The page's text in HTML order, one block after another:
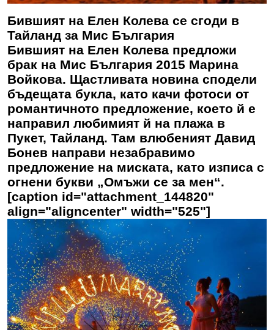
Бившият на Елен Колева се сгоди в
Тайланд за Мис България
Бившият на Елен Колева предложи
брак на Мис България 2015 Марина
Войкова. Щастливата новина сподели
бъдещата букла, като качи фотоси от
романтичното предложение, което й е
направил любимият й на плажа в
Пукет, Тайланд. Там влюбеният Давид
Бонев направи незабравимо
предложение на миската, като изписа с
огнени букви „Омъжи се за мен“.
[caption id="attachment_144820"
align="aligncenter" width="525"]